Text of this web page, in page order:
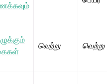
வெற்று வெற்று